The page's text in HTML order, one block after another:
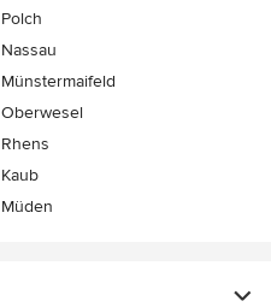
Polch
Nassau
Münstermaifeld
Oberwesel
Rhens
Kaub
Müden